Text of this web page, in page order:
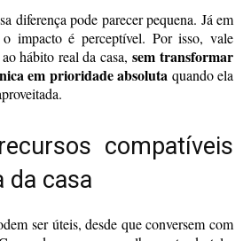
diferença pode parecer pequena. Já em
impacto é perceptível. Por isso, vale
hábito real da casa, sem transformar
em prioridade absoluta quando ela
compatíveis
da casa
ser úteis, desde que conversem com